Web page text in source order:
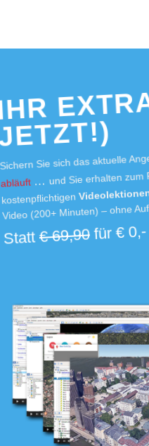
Sichern Sie sich das aktuelle
abläuft …und Sie erhalten
kostenpflichtigen
Video (200+ Minuten) – ohne
Statt€ 69,90für € 0,-